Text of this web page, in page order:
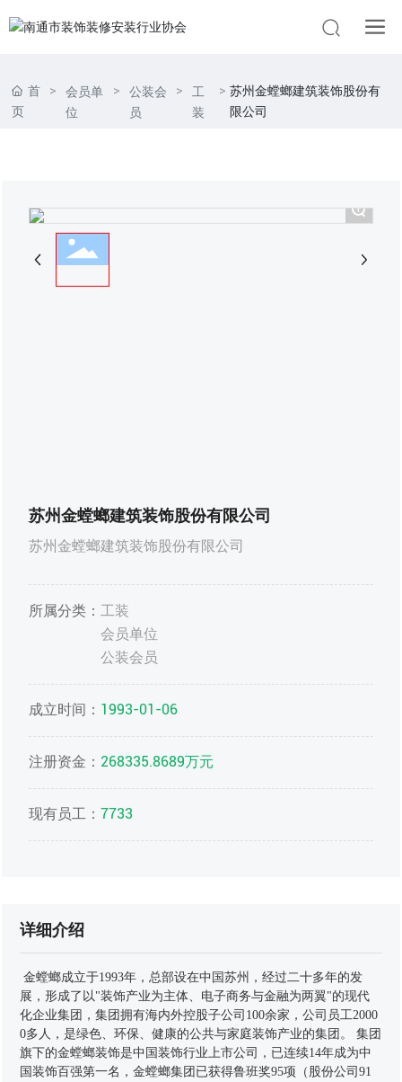
首
页
会员单
位
公装会
员
工
装
苏州金螳螂建筑装饰股份有
限公司
+
苏州金螳螂建筑装饰股份有限公司
苏州金螳螂建筑装饰股份有限公司
所属分类：工装
会员单位
公装会员
成立时间： 1993-01-06
注册资金： 268335.8689万元
现有员工：7733
详细介绍
金螳螂成立于1993年，总部设在中国苏州，经过二十多年的发
展，形成了以"装饰产业为主体、电子商务与金融为两翼"的现代
化企业集团，集团拥有海内外控股子公司100余家，公司员工2000
0多人，是绿色、环保、健康的公共与家庭装饰产业的集团。 集团
旗下的金螳螂装饰是中国装饰行业上市公司，已连续14年成为中
国装饰百强第一名，金螳螂集团已获得鲁班奖95项（股份公司91